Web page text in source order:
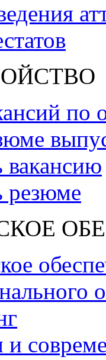
по
вакансию
резюме